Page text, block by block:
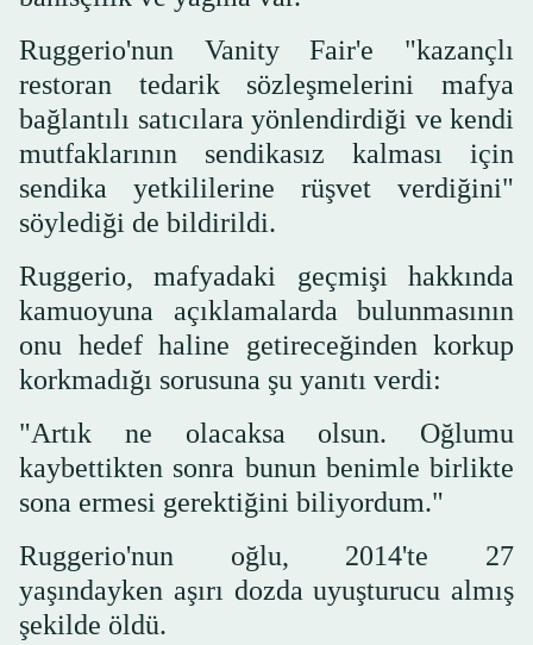
Ruggerio'nun Vanity Fair'e "kazançlı
restoran tedarik sözleşmelerini mafya
bağlantılı satıcılara yönlendirdiği ve kendi
mutfaklarının sendikasız kalması için
sendika yetkililerine rüşvet verdiğini"
söylediği de bildirildi.
Ruggerio, mafyadaki geçmişi hakkında
kamuoyuna açıklamalarda bulunmasının
onu hedef haline getireceğinden korkup
korkmadığı sorusuna şu yanıtı verdi:
"Artık ne olacaksa olsun. Oğlumu
kaybettikten sonra bunun benimle birlikte
sona ermesi gerektiğini biliyordum."
Ruggerio'nun oğlu, 2014'te 27
yaşındayken aşırı dozda uyuşturucu almış
şekilde öldü.